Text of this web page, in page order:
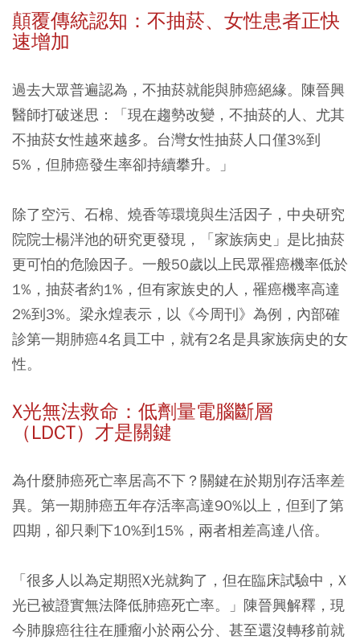
顛覆傳統認知：不抽菸、女性患者正快
速增加
過去大眾普遍認為，不抽菸就能與肺癌絕緣。陳晉興
醫師打破迷思：「現在趨勢改變，不抽菸的人、尤其
不抽菸女性越來越多。台灣女性抽菸人口僅3%到
5%，但肺癌發生率卻持續攀升。」
除了空污、石棉、燒香等環境與生活因子，中央研究
院院士楊泮池的研究更發現，
「家族病史」是比抽菸
更可怕的危險因子。一般50歲以上民眾罹癌機率低於
1%，抽菸者約1%，但有家族史的人，罹癌機率高達
2%到3%。梁永煌表示，以《今周刊》為例，內部確
診第一期肺癌4名員工中，就有2名是具家族病史的女
性。
X光無法救命：低劑量電腦斷層
（LDCT）才是關鍵
為什麼肺癌死亡率居高不下？關鍵在於期別存活率差
異。第一期肺癌五年存活率高達90%以上，但到了第
四期，卻只剩下10%到15%，兩者相差高達八倍。
「很多人以為定期照X光就夠了，但在臨床試驗中，X
光已被證實無法降低肺癌死亡率。」陳晉興解釋，現
今肺腺癌往往在腫瘤小於兩公分、甚至還沒轉移前就